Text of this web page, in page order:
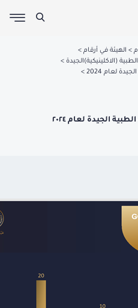
الهيئة في أرقام
(الاكلينيكية)الجيدة
لعام 2024
الجيدة لعام ٢٠٢٤